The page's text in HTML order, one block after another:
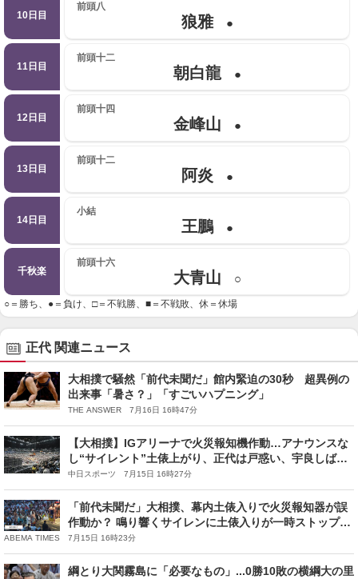
10日目
前頭八
狼雅 ●
11日目
前頭十二
朝白龍 ●
12日目
前頭十四
金峰山 ●
13日目
前頭十二
阿炎 ●
14日目
小結
王鵬 ●
千秋楽
前頭十六
大青山 ○
○＝勝ち、●＝負け、□＝不戦勝、■＝不戦敗、休＝休場
正代 関連ニュース
大相撲で騒然「前代未聞だ」館内緊迫の30秒 超異例の
出来事「暑さ？」「すごいハプニング」
THE ANSWER 7月16日 16時47分
【大相撲】IGアリーナで火災報知機作動…アナウンスな
し“サイレント”土俵上がり、正代は戸惑い、宇良しばら
く待機 「火災発生なし」館内放送も
中日スポーツ 7月15日 16時27分
「前代未聞だ」大相撲、幕内土俵入りで火災報知器が誤
作動か？ 鳴り響くサイレンに土俵入りが一時ストップの
珍事「すごいハプニング」力士もファンも困惑
ABEMA TIMES 7月15日 16時23分
綱とり大関霧島に「必要なもの」...0勝10敗の横綱大の里